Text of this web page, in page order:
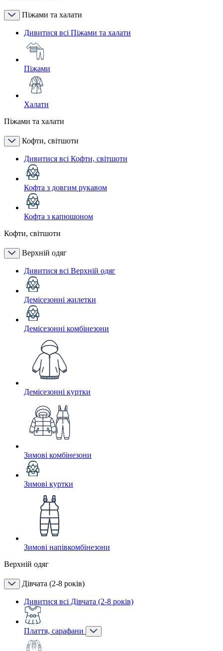
Піжами та халати
Дивитися всі Піжами та халати
Піжами
Халати
Піжами та халати
Кофти, світшоти
Дивитися всі Кофти, світшоти
Кофта з довгим рукавом
Кофта з капюшоном
Кофти, світшоти
Верхній одяг
Дивитися всі Верхній одяг
Демісезонні жилетки
Демісезонні комбінезони
Демісезонні куртки
Зимові комбінезони
Зимові куртки
Зимові напівкомбінезони
Верхній одяг
Дівчата (2-8 років)
Дивитися всі Дівчата (2-8 років)
Плаття, сарафани